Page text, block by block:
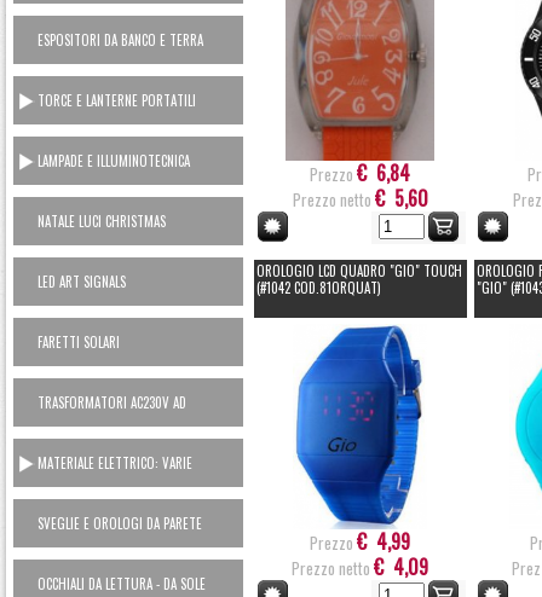
ESPOSITORI DA BANCO E TERRA
TORCE E LANTERNE PORTATILI
LAMPADE E ILLUMINOTECNICA
NATALE LUCI CHRISTMAS
LED ART SIGNALS
FARETTI SOLARI
TRASFORMATORI AC230V AD
ALIMENTATORI 12V
MATERIALE ELETTRICO: VARIE
SVEGLIE E OROLOGI DA PARETE
OCCHIALI DA LETTURA - DA SOLE
Prezzo € 6,84
Prezzo netto € 5,60
OROLOGIO LCD QUADRO "GIO" TOUCH
(#1042 COD.81ORQUAT)
Prezzo € 4,99
Prezzo netto € 4,09
OROLOGIO
"GIO"